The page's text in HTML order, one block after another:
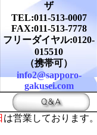
ザ
TEL:011-513-0007
FAX:011-513-7778
フリーダイヤル:0120-
015510
（携帯可）
info2@sapporo-
gakusei.com
は営業しております。